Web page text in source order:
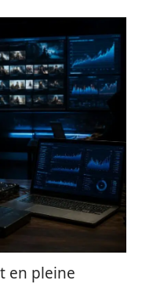
en pleine